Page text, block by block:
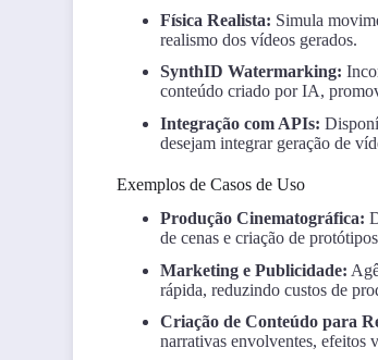
Física Realista: Simula
realismo dos vídeos gerados.
SynthID Watermarking:
conteúdo criado por IA,
Integração com APIs:
desejam integrar geração de
Exemplos de Casos de Uso
Produção Cinematográfica:
de cenas e criação de
Marketing e Publicidade:
rápida, reduzindo custos de
Criação de Conteúdo para
narrativas envolventes, efeitos